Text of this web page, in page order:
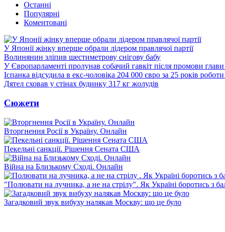
Останні
Популярні
Коментовані
У Японії жінку вперше обрали лідером правлячої партії
Волинянин зліпив шестиметрову снігову бабу
У Європарламенті пролунав собачий гавкіт після промови
Іспанка відсудила в екс-чоловіка 204 000 євро за 25 років
Дятел сховав у стінах будинку 317 кг жолудів
Сюжети
Вторгнення Росії в Україну. Онлайн
Пекельні санкції. Рішення Сената США
Війна на Близькому Сході. Онлайн
"Полювати на лучника, а не на стрілу". Як Україні боротись з
Загадковий звук вибуху налякав Москву: що це було